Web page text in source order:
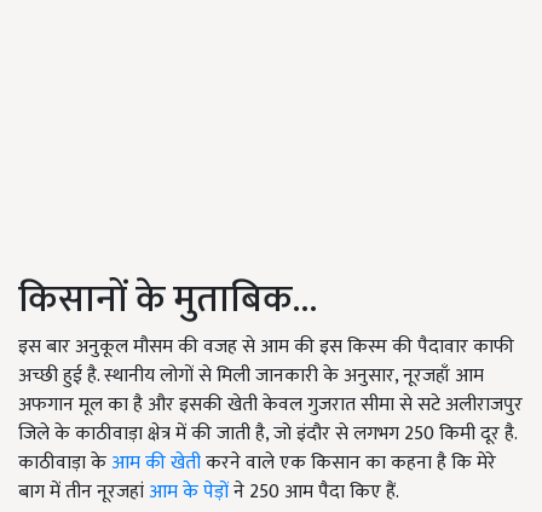
किसानों के मुताबिक...
इस बार अनुकूल मौसम की वजह से आम की इस किस्म की पैदावार काफी
अच्छी हुई है. स्थानीय लोगों से मिली जानकारी के अनुसार, नूरजहाँ आम
अफगान मूल का है और इसकी खेती केवल गुजरात सीमा से सटे अलीराजपुर
जिले के काठीवाड़ा क्षेत्र में की जाती है, जो इंदौर से लगभग 250 किमी दूर है.
काठीवाड़ा केआम की खेतीकरने वाले एक किसान का कहना है कि मेरे
बाग में तीन नूरजहांआम के पेड़ोंने 250 आम पैदा किए हैं.